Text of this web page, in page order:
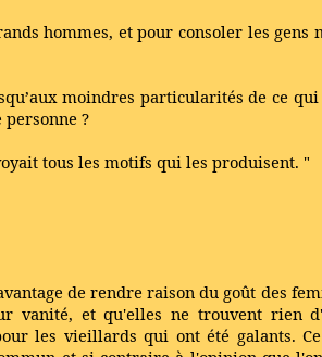
hommes, et pour consoler les
moindres particularités de ce qui
personne ?
tous les motifs qui les produisent. "
de rendre raison du goût des
et qu'elles ne trouvent rien
les vieillards qui ont été galants.